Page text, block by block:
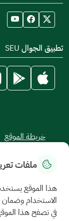
تطبيق الجوال SEU
خريطة الموقع
جميع الحقوق
ملفات
هذا الموقع
الاستخدام وضمان
في تصفح هذا